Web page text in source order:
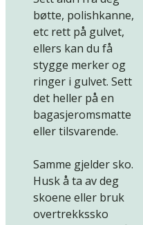
bøtte, polishkanne,
etc rett på gulvet,
ellers kan du få
stygge merker og
ringer i gulvet. Sett
det heller på en
bagasjeromsmatte
eller tilsvarende.
Samme gjelder sko.
Husk å ta av deg
skoene eller bruk
overtrekkssko